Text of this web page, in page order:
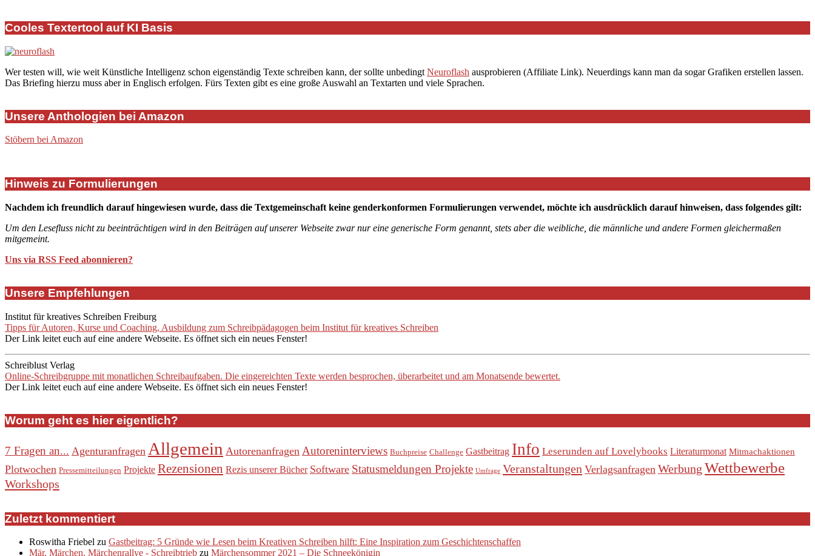
Cooles Textertool auf KI Basis
Wer testen will, wie weit Künstliche Intelligenz schon eigenständig Texte schreiben kann, der sollte unbedingt Neuroflash ausprobieren (Affiliate Link). Neuerdings kann man da sogar Grafiken erstellen lassen.
Das Briefing hierzu muss aber in Englisch erfolgen. Fürs Texten gibt es eine große Auswahl an Textarten und viele Sprachen.
Unsere Anthologien bei Amazon
Stöbern bei Amazon
Hinweis zu Formulierungen
Nachdem ich freundlich darauf hingewiesen wurde, dass die Textgemeinschaft keine genderkonformen Formulierungen verwendet, möchte ich ausdrücklich darauf hinweisen, dass folgendes gilt:
Um den Lesefluss nicht zu beeinträchtigen wird in den Beiträgen auf unserer Webseite zwar nur eine generische Form genannt, stets aber die weibliche, die männliche und andere Formen gleichermaßen
mitgemeint.
Uns via RSS Feed abonnieren?
Unsere Empfehlungen
Institut für kreatives Schreiben Freiburg
Tipps für Autoren, Kurse und Coaching, Ausbildung zum Schreibpädagogen beim Institut für kreatives Schreiben
Der Link leitet euch auf eine andere Webseite. Es öffnet sich ein neues Fenster!
Schreiblust Verlag
Online-Schreibgruppe mit monatlichen Schreibaufgaben. Die eingereichten Texte werden besprochen, überarbeitet und am Monatsende bewertet.
Der Link leitet euch auf eine andere Webseite. Es öffnet sich ein neues Fenster!
Worum geht es hier eigentlich?
7 Fragen an... Agenturanfragen Allgemein Autorenanfragen Autoreninterviews Buchpreise Challenge Gastbeitrag Info Leserunden auf Lovelybooks Literaturmonat Mitmachaktionen
Plotwochen Pressemitteilungen Projekte Rezensionen Rezis unserer Bücher Software Statusmeldungen Projekte Umfrage Veranstaltungen Verlagsanfragen Werbung Wettbewerbe
Workshops
Zuletzt kommentiert
Roswitha Friebel zu Gastbeitrag: 5 Gründe wie Lesen beim Kreativen Schreiben hilft: Eine Inspiration zum Geschichtenschaffen
Mär, Märchen, Märchenrallye - Schreibtrieb zu Märchensommer 2021 – Die Schneekönigin